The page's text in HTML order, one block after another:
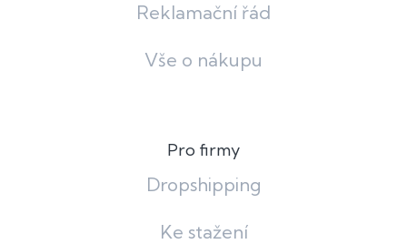
Reklamační řád
Vše o nákupu
Pro firmy
Dropshipping
Ke stažení